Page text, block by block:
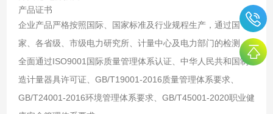
产品证书
企业产品严格按照国际、国家标准及行业规程生产，通过国
家、各省级、市级电力研究所、计量中心及电力部门的检测，
全面通过ISO9001国际质量管理体系认证、中华人民共和国制
造计量器具许可证、GB/T19001-2016质量管理体系要求、
GB/T24001-2016环境管理体系要求、GB/T45001-2020职业健